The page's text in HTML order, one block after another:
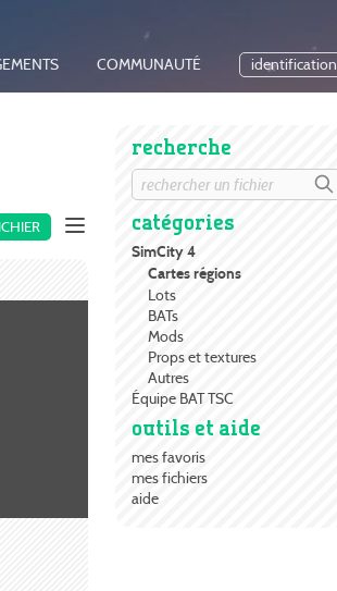
COMMUNAUTÉ identification
recherche
catégories
SimCity 4
Cartes régions
Lots
BATs
Mods
Props et textures
Autres
Équipe BAT TSC
outils et aide
mes favoris
mes fichiers
aide